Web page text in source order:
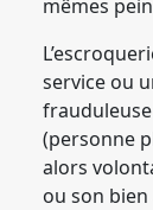
mêmes
service ou
(personne
alors
ou son bien